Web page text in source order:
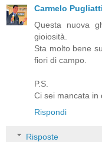
Carmelo Pugliatti
Questa nuova
gioiosità.
Sta molto bene
fiori di campo.
P.S.
Ci sei mancata in
Rispondi
Risposte